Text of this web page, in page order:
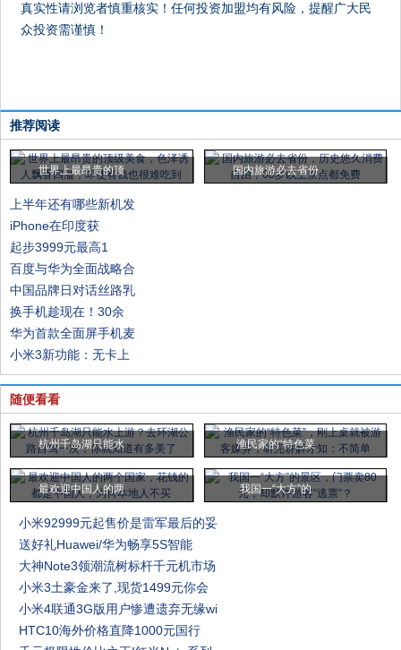
真实性请浏览者慎重核实！任何投资加盟均有风险，提醒广大民
众投资需谨慎！
推荐阅读
世界上最昂贵的顶 国内旅游必去省份
上半年还有哪些新机发
iPhone在印度获
起步3999元最高1
百度与华为全面战略合
中国品牌日对话丝路乳
换手机趁现在！30余
华为首款全面屏手机麦
小米3新功能：无卡上
随便看看
杭州千岛湖只能水 渔民家的“特色菜
最欢迎中国人的两 我国一“大方”的
小米92999元起售价是雷军最后的妥
送好礼Huawei/华为畅享5S智能
大神Note3领潮流树标杆千元机市场
小米3土豪金来了,现货1499元你会
小米4联通3G版用户惨遭遗弃无缘wi
HTC10海外价格直降1000元国行